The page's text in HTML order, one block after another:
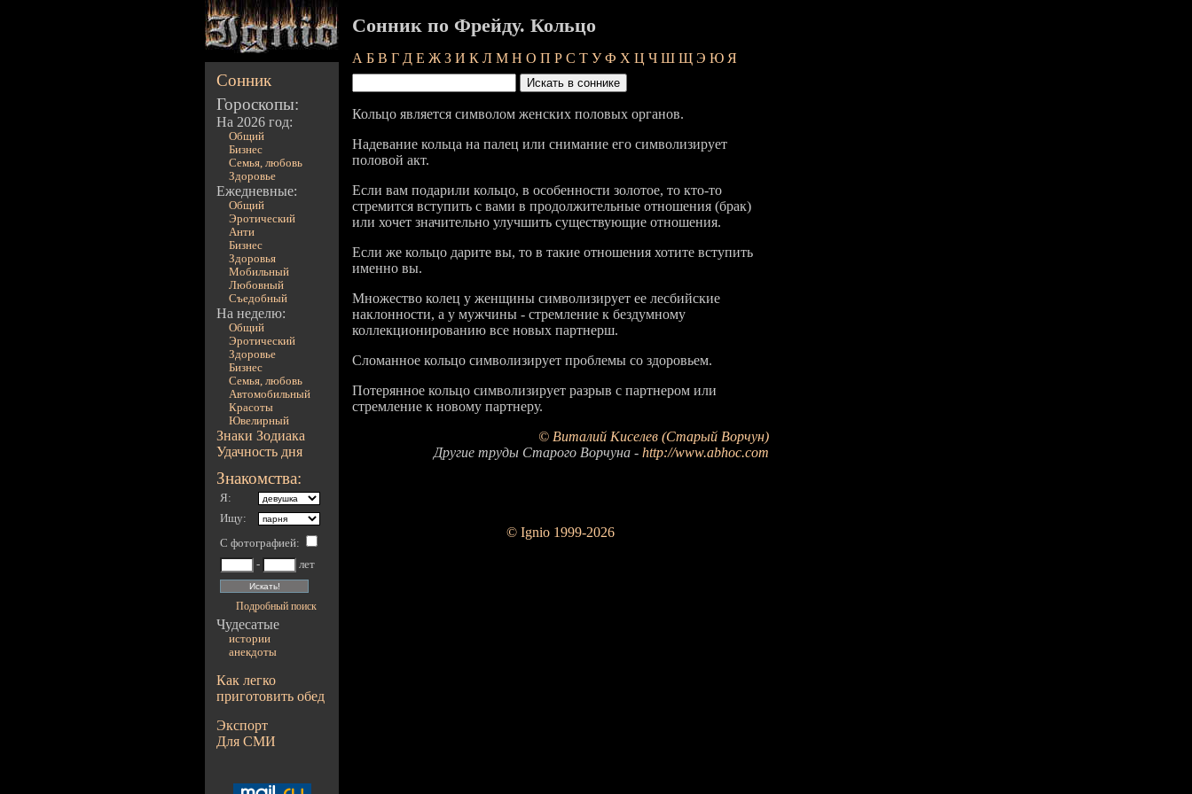
Сонник
Гороскопы:
На 2026 год:
Общий
Бизнес
Семья, любовь
Здоровье
Ежедневные:
Общий
Эротический
Анти
Бизнес
Здоровья
Мобильный
Любовный
Съедобный
На неделю:
Общий
Эротический
Здоровье
Бизнес
Семья, любовь
Автомобильный
Красоты
Ювелирный
Знаки Зодиака
Удачность дня
Знакомства:
Я:
Ищу:
С фотографией:
-
лет
Подробный поиск
Чудесатые
истории
анекдоты
Как легко
приготовить обед
Экспорт
Для СМИ
Сонник по Фрейду. Кольцо
А Б В Г Д Е Ж З И К Л М Н О П Р С Т У Ф Х Ц Ч Ш Щ Э Ю Я
Кольцо является символом женских половых органов.
Надевание кольца на палец или снимание его символизирует
половой акт.
Если вам подарили кольцо, в особенности золотое, то кто-то
стремится вступить с вами в продолжительные отношения (брак)
или хочет значительно улучшить существующие отношения.
Если же кольцо дарите вы, то в такие отношения хотите вступить
именно вы.
Множество колец у женщины символизирует ее лесбийские
наклонности, а у мужчины - стремление к бездумному
коллекционированию все новых партнерш.
Сломанное кольцо символизирует проблемы со здоровьем.
Потерянное кольцо символизирует разрыв с партнером или
стремление к новому партнеру.
© Виталий Киселев (Старый Ворчун)
Другие труды Старого Ворчуна - http://www.abhoc.com
© Ignio 1999-2026